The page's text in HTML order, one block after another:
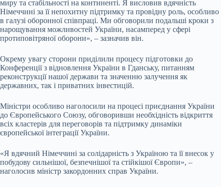
миру та стабільності на континенті. Я висловив вдячність
Німеччині за її непохитну підтримку та провідну роль, особливо
в галузі оборонної співпраці. Ми обговорили подальші кроки з
нарощування можливостей України, насамперед у сфері
протиповітряної оборони», – зазначив він.
Окрему увагу сторони приділили процесу підготовки до
Конференції з відновлення України в Гданську, питанням
реконструкції нашої держави та значенню залучення як
державних, так і приватних інвестицій.
Міністри особливо наголосили на процесі приєднання України
до Європейського Союзу, обговоривши необхідність відкриття
всіх кластерів для переговорів та підтримку динаміки
європейської інтеграції України.
«Я вдячний Німеччині за солідарність з Україною та її внесок у
побудову сильнішої, безпечнішої та стійкішої Європи», –
наголосив міністр закордонних справ України.